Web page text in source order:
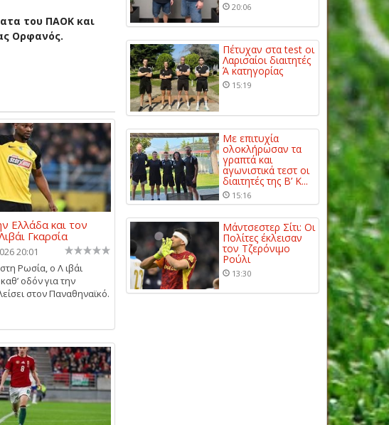
του ΠΑΟΚ και
Ορφανός.
Ελλάδα και τον
Γκαρσία
20:01
Ρωσία, ο Λ ιβάι
οδόν για την
στον Παναθηναϊκό.
20:06
Πέτυχαν στα test οι
Λαρισαίοι διαιτητές
Ά κατηγορίας
15:19
Με επιτυχία
ολοκλήρωσαν τα
γραπτά και
αγωνιστικά τεστ οι
διαιτητές της Β’ Κ...
15:16
Μάντσεστερ Σίτι: Οι
Πολίτες έκλεισαν
τον Τζερόνιμο
Ρούλι
13:30